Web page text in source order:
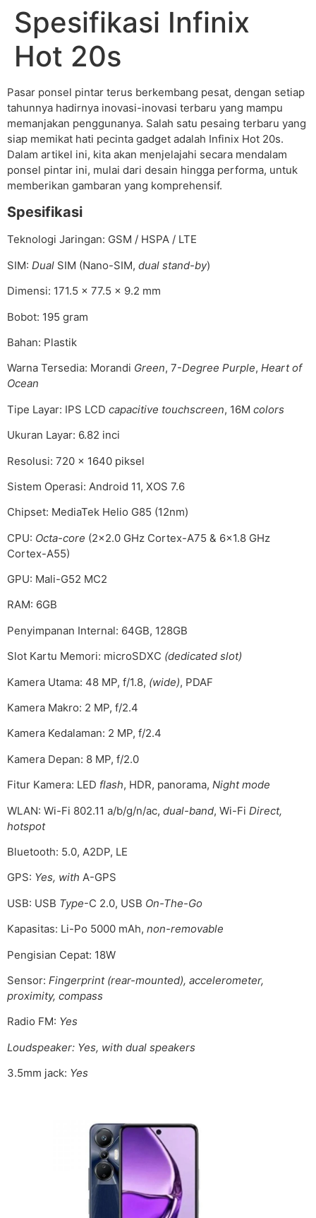
Spesifikasi Infinix
Hot 20s
Pasar ponsel pintar terus berkembang pesat, dengan setiap
tahunnya hadirnya inovasi-inovasi terbaru yang mampu
memanjakan penggunanya. Salah satu pesaing terbaru yang
siap memikat hati pecinta gadget adalah Infinix Hot 20s.
Dalam artikel ini, kita akan menjelajahi secara mendalam
ponsel pintar ini, mulai dari desain hingga performa, untuk
memberikan gambaran yang komprehensif.
Spesifikasi
Teknologi Jaringan: GSM / HSPA / LTE
SIM: Dual SIM (Nano-SIM, dual stand-by)
Dimensi: 171.5 x 77.5 x 9.2 mm
Bobot: 195 gram
Bahan: Plastik
Warna Tersedia: Morandi Green, 7-Degree Purple, Heart of
Ocean
Tipe Layar: IPS LCD capacitive touchscreen, 16M colors
Ukuran Layar: 6.82 inci
Resolusi: 720 x 1640 piksel
Sistem Operasi: Android 11, XOS 7.6
Chipset: MediaTek Helio G85 (12nm)
CPU: Octa-core (2×2.0 GHz Cortex-A75 & 6×1.8 GHz
Cortex-A55)
GPU: Mali-G52 MC2
RAM: 6GB
Penyimpanan Internal: 64GB, 128GB
Slot Kartu Memori: microSDXC (dedicated slot)
Kamera Utama: 48 MP, f/1.8, (wide), PDAF
Kamera Makro: 2 MP, f/2.4
Kamera Kedalaman: 2 MP, f/2.4
Kamera Depan: 8 MP, f/2.0
Fitur Kamera: LED flash, HDR, panorama, Night mode
WLAN: Wi-Fi 802.11 a/b/g/n/ac, dual-band, Wi-Fi Direct,
hotspot
Bluetooth: 5.0, A2DP, LE
GPS: Yes, with A-GPS
USB: USB Type-C 2.0, USB On-The-Go
Kapasitas: Li-Po 5000 mAh, non-removable
Pengisian Cepat: 18W
Sensor: Fingerprint (rear-mounted), accelerometer,
proximity, compass
Radio FM: Yes
Loudspeaker: Yes, with dual speakers
3.5mm jack: Yes